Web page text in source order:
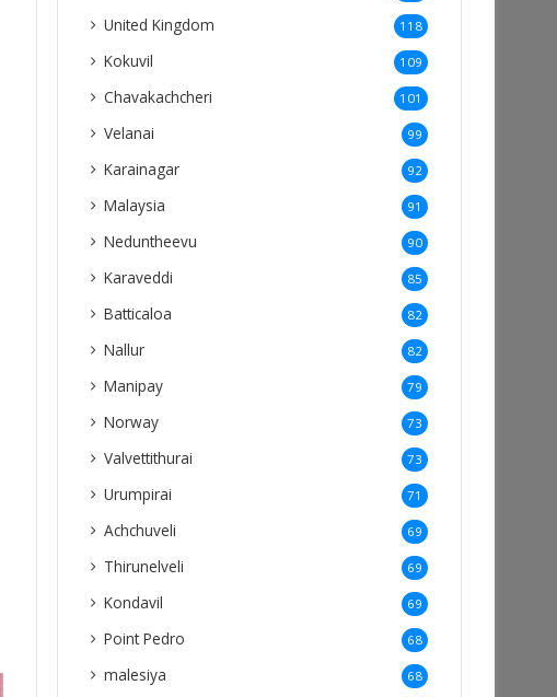
United Kingdom 118
Kokuvil 109
Chavakachcheri 101
Velanai 99
Karainagar 92
Malaysia 91
Neduntheevu 90
Karaveddi 85
Batticaloa 82
Nallur 82
Manipay 79
Norway 73
Valvettithurai 73
Urumpirai 71
Achchuveli 69
Thirunelveli 69
Kondavil 69
Point Pedro 68
malesiya 68